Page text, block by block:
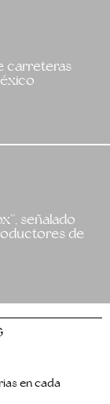
carreteras
señalado
de
en cada